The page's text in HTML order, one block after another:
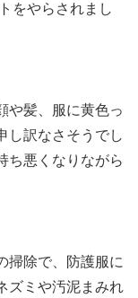
をやらされまし
や髪、服に黄色っ
し訳なさそうでし
ち悪くなりながら
掃除で、防護服に
ズミや汚泥まみれ